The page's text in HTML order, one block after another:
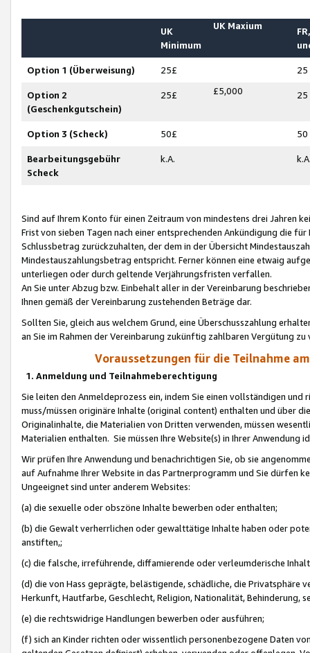
UK
Minimum
UK Maxium
Option 1 (Überweisung) 25£ 25
Option 2
(Geschenkgutschein)
25£ £5,000 25
Option 3 (Scheck) 50£ 50
Bearbeitungsgebühr
Scheck
k.A.
Sind auf Ihrem Konto für einen Zeitraum von mindestens drei Jahren
Frist von sieben Tagen nach einer entsprechenden Ankündigung die
Schlussbetrag zurückzuhalten, der dem in der Übersicht
Mindestauszahlungsbetrag entspricht. Ferner können eine etwaig
unterliegen oder durch geltende Verjährungsfristen verfallen.
An Sie unter Abzug bzw. Einbehalt aller in der Vereinbarung
Ihnen gemäß der Vereinbarung zustehenden Beträge dar.
Sollten Sie, gleich aus welchem Grund, eine Überschusszahlung
an Sie im Rahmen der Vereinbarung zukünftig zahlbaren Vergütung zu
Voraussetzungen für die Teilnahme
1. Anmeldung und Teilnahmeberechtigung
Sie leiten den Anmeldeprozess ein, indem Sie einen vollständigen
muss/müssen originäre Inhalte (original content) enthalten und über
Originalinhalte, die Materialien von Dritten verwenden, müssen
Materialien enthalten. Sie müssen Ihre Website(s) in Ihrer Anwendung
Wir prüfen Ihre Anwendung und benachrichtigen Sie, ob sie
auf Aufnahme Ihrer Website in das Partnerprogramm und Sie dürfen
Ungeeignet sind unter anderem Websites:
(a) die sexuelle oder obszöne Inhalte bewerben oder enthalten;
(b) die Gewalt verherrlichen oder gewalttätige Inhalte haben oder
anstiften,;
(c) die falsche, irreführende, diffamierende oder verleumderische
(d) die von Hass geprägte, belästigende, schädliche, die Privatsphäre
Herkunft, Hautfarbe, Geschlecht, Religion, Nationalität, Behinderung,
(e) die rechtswidrige Handlungen bewerben oder ausführen;
(f) sich an Kinder richten oder wissentlich personenbezogene Daten